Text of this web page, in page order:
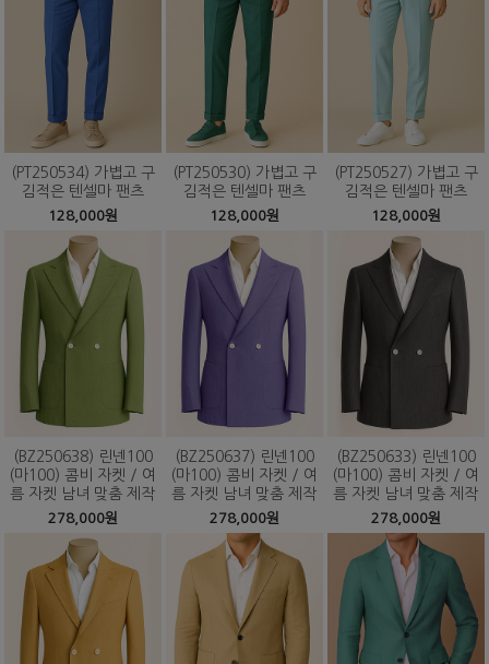
(PT250534) 가볍고 구
김적은 텐셀마 팬츠
128,000원
(PT250530) 가볍고 구
김적은 텐셀마 팬츠
128,000원
(PT250527) 가볍고 구
김적은 텐셀마 팬츠
128,000원
(BZ250638) 린넨100
(마100) 콤비 자켓 / 여
름 자켓 남녀 맞춤 제작
278,000원
(BZ250637) 린넨100
(마100) 콤비 자켓 / 여
름 자켓 남녀 맞춤 제작
278,000원
(BZ250633) 린넨100
(마100) 콤비 자켓 / 여
름 자켓 남녀 맞춤 제작
278,000원